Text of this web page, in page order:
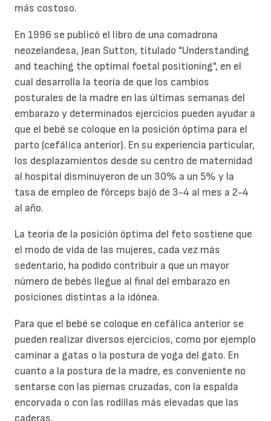
más costoso.
En 1996 se publicó el libro de una comadrona
neozelandesa, Jean Sutton, titulado "Understanding
and teaching the optimal foetal positioning", en el
cual desarrolla la teoría de que los cambios
posturales de la madre en las últimas semanas del
embarazo y determinados ejercicios pueden ayudar a
que el bebé se coloque en la posición óptima para el
parto (cefálica anterior). En su experiencia particular,
los desplazamientos desde su centro de maternidad
al hospital disminuyeron de un 30% a un 5% y la
tasa de empleo de fórceps bajó de 3-4 al mes a 2-4
al año.
La teoría de la posición óptima del feto sostiene que
el modo de vida de las mujeres, cada vez más
sedentario, ha podido contribuir a que un mayor
número de bebés llegue al final del embarazo en
posiciones distintas a la idónea.
Para que el bebé se coloque en cefálica anterior se
pueden realizar diversos ejercicios, como por ejemplo
caminar a gatas o la postura de yoga del gato. En
cuanto a la postura de la madre, es conveniente no
sentarse con las piernas cruzadas, con la espalda
encorvada o con las rodillas más elevadas que las
caderas.